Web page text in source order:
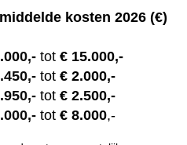
kosten 2026 (€)
0,- tot € 15.000,-
tot € 2.000,-
tot € 2.500,-
tot € 8.000,-